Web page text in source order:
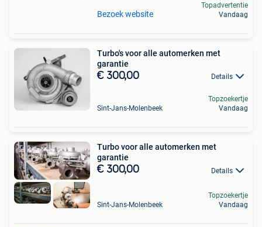
Bezoek website
Topadvertentie
Vandaag
Turbo's voor alle automerken met
garantie
€ 300,00 Details
Sint-Jans-Molenbeek
Topzoekertje
Vandaag
Turbo voor alle automerken met
garantie
€ 300,00 Details
Sint-Jans-Molenbeek
Topzoekertje
Vandaag